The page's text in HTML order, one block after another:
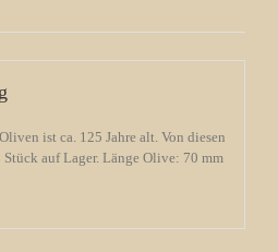
ist ca. 125 Jahre alt. Von diesen
auf Lager. Länge Olive: 70 mm